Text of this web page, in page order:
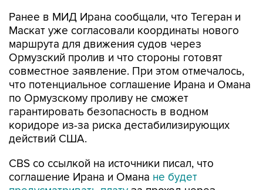
Ранее в МИД Ирана сообщали, что Тегеран и
Маскат уже согласовали координаты нового
маршрута для движения судов через
Ормузский пролив и что стороны готовят
совместное заявление. При этом отмечалось,
что потенциальное соглашение Ирана и Омана
по Ормузскому проливу не сможет
гарантировать безопасность в водном
коридоре из-за риска дестабилизирующих
действий США.
CBS со ссылкой на источники писал, что
соглашение Ирана и Омана не будет